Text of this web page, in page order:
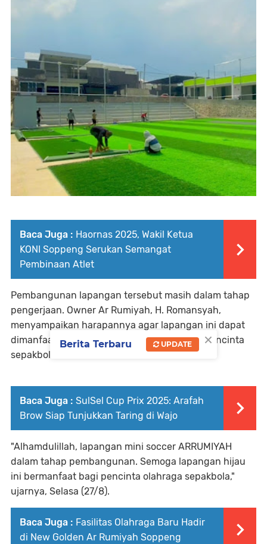
Baca Juga : Haornas 2025, Wakil Ketua
KONI Soppeng Serukan Semangat
Pembinaan Atlet
Pembangunan lapangan tersebut masih dalam tahap
pengerjaan. Owner Ar Rumiyah, H. Romansyah,
menyampaikan harapannya agar lapangan ini dapat
dimanfaatkan oleh masyarakat, khususnya pencinta
sepakbola.
Baca Juga : SulSel Cup Prix 2025: Arafah
Brow Siap Tunjukkan Taring di Wajo
"Alhamdulillah, lapangan mini soccer ARRUMIYAH
dalam tahap pembangunan. Semoga lapangan hijau
ini bermanfaat bagi pencinta olahraga sepakbola,"
ujarnya, Selasa (27/8).
Baca Juga : Fasilitas Olahraga Baru Hadir
di New Golden Ar Rumiyah Soppeng
×
Berita Terbaru UPDATE